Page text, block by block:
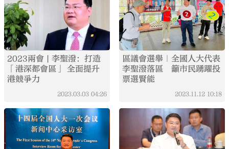
2023兩會 | 李聖潑：打造
「港深都會區」 全面提升
港競爭力
2023.03.03 04:26
區議會選舉｜全國人大代表
李聖潑落區 籲市民踴躍投
票選賢能
2023.11.12 10:18